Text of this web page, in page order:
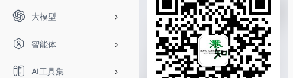
大模型
智能体
AI工具集